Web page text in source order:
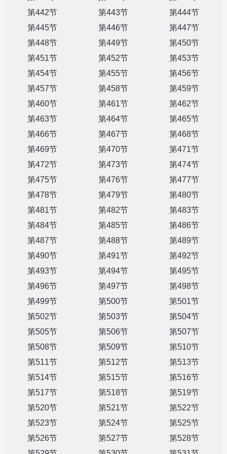
第442节
第443节
第444节
第445节
第446节
第447节
第448节
第449节
第450节
第451节
第452节
第453节
第454节
第455节
第456节
第457节
第458节
第459节
第460节
第461节
第462节
第463节
第464节
第465节
第466节
第467节
第468节
第469节
第470节
第471节
第472节
第473节
第474节
第475节
第476节
第477节
第478节
第479节
第480节
第481节
第482节
第483节
第484节
第485节
第486节
第487节
第488节
第489节
第490节
第491节
第492节
第493节
第494节
第495节
第496节
第497节
第498节
第499节
第500节
第501节
第502节
第503节
第504节
第505节
第506节
第507节
第508节
第509节
第510节
第511节
第512节
第513节
第514节
第515节
第516节
第517节
第518节
第519节
第520节
第521节
第522节
第523节
第524节
第525节
第526节
第527节
第528节